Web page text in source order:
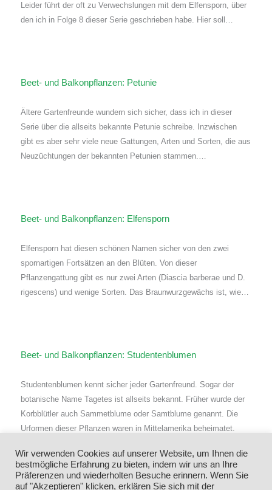
Leider führt der oft zu Verwechslungen mit dem Elfensporn, über
den ich in Folge 8 dieser Serie geschrieben habe. Hier soll…
Beet- und Balkonpflanzen: Petunie
Ältere Gartenfreunde wundern sich sicher, dass ich in dieser
Serie über die allseits bekannte Petunie schreibe. Inzwischen
gibt es aber sehr viele neue Gattungen, Arten und Sorten, die aus
Neuzüchtungen der bekannten Petunien stammen.…
Beet- und Balkonpflanzen: Elfensporn
Elfensporn hat diesen schönen Namen sicher von den zwei
spornartigen Fortsätzen an den Blüten. Von dieser
Pflanzengattung gibt es nur zwei Arten (Diascia barberae und D.
rigescens) und wenige Sorten. Das Braunwurzgewächs ist, wie…
Beet- und Balkonpflanzen: Studentenblumen
Studentenblumen kennt sicher jeder Gartenfreund. Sogar der
botanische Name Tagetes ist allseits bekannt. Früher wurde der
Korbblütler auch Sammetblume oder Samtblume genannt. Die
Urformen dieser Pflanzen waren in Mittelamerika beheimatet.
Wir verwenden Cookies auf unserer Website, um Ihnen die
bestmögliche Erfahrung zu bieten, indem wir uns an Ihre
Präferenzen und wiederholten Besuche erinnern. Wenn Sie
auf "Akzeptieren" klicken, erklären Sie sich mit der